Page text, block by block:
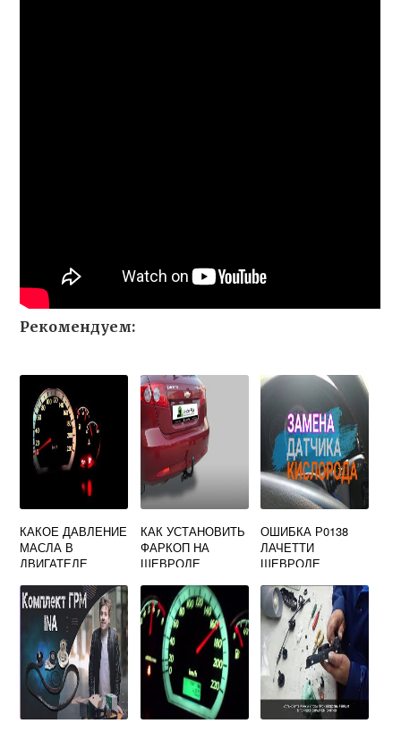
Рекомендуем:
КАКОЕ ДАВЛЕНИЕ
МАСЛА В
ДВИГАТЕЛЕ
ЛАЧЕТТИ
КАК УСТАНОВИТЬ
ФАРКОП НА
ШЕВРОЛЕ
ХЭТЧБЕК
ОШИБКА Р0138
ЛАЧЕТТИ
ШЕВРОЛЕ